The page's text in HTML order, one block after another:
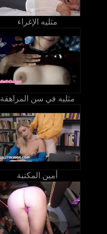
مثليه الإغراء
مثليه في سن المراهقة
أمين المكتبة